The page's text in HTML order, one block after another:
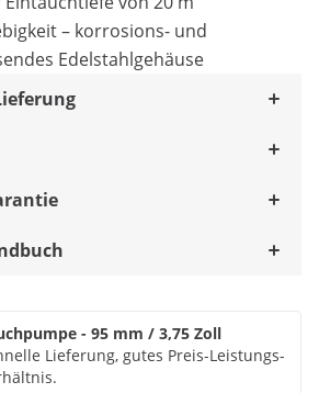
– korrosions- und
Edelstahlgehäuse
- 95 mm / 3,75 Zoll
Lieferung, gutes Preis-Leistungs-